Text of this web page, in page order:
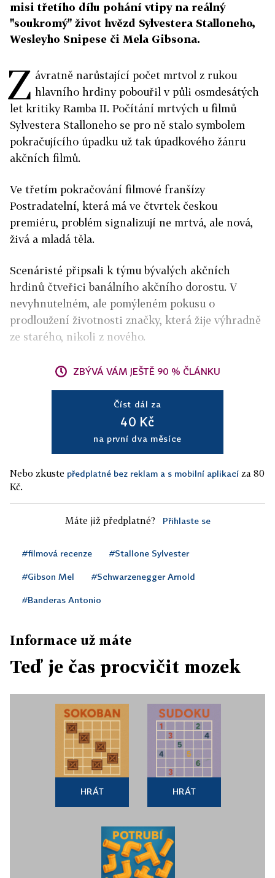
misi třetího dílu pohání vtipy na reálný
"soukromý" život hvězd Sylvestera Stalloneho,
Wesleyho Snipese či Mela Gibsona.
Z ávratně narůstající počet mrtvol z rukou
hlavního hrdiny pobouřil v půli osmdesátých
let kritiky Ramba II. Počítání mrtvých u filmů
Sylvestera Stalloneho se pro ně stalo symbolem
pokračujícího úpadku už tak úpadkového žánru
akčních filmů.
Ve třetím pokračování filmové franšízy
Postradatelní, která má ve čtvrtek českou
premiéru, problém signalizují ne mrtvá, ale nová,
živá a mladá těla.
Scenáristé připsali k týmu bývalých akčních
hrdinů čtveřici banálního akčního dorostu. V
nevyhnutelném, ale pomýleném pokusu o
prodloužení životnosti značky, která žije výhradně
ze starého, nikoli z nového.
ZBÝVÁ VÁM JEŠTĚ 90 % ČLÁNKU
Číst dál za
40 Kč
na první dva měsíce
Nebo zkuste předplatné bez reklam a s mobilní aplikací za 80
Kč.
Máte již předplatné? Přihlaste se
#filmová recenze #Stallone Sylvester
#Gibson Mel #Schwarzenegger Arnold
#Banderas Antonio
Informace už máte
Teď je čas procvičit mozek
HRÁT HRÁT